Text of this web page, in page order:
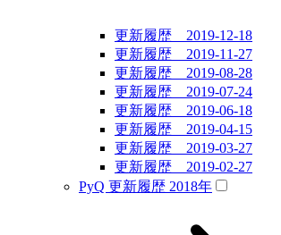
更新履歴 2019-12-18
更新履歴 2019-11-27
更新履歴 2019-08-28
更新履歴 2019-07-24
更新履歴 2019-06-18
更新履歴 2019-04-15
更新履歴 2019-03-27
更新履歴 2019-02-27
PyQ 更新履歴 2018年